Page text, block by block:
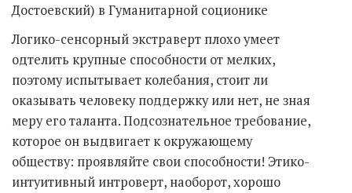
Достоевский) в Гуманитарной соционике
Логико-сенсорный экстраверт плохо умеет
одтелить крупные способности от мелких,
поэтому испытывает колебания, стоит ли
оказывать человеку поддержку или нет, не зная
меру его таланта. Подсознательное требование,
которое он выдвигает к окружающему
обществу: проявляйте свои способности! Этико-
интуитивный интроверт, наоборот, хорошо